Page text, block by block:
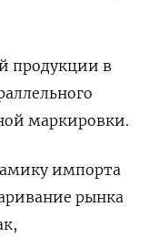
продукции в
маркировки.
импорта
рынка